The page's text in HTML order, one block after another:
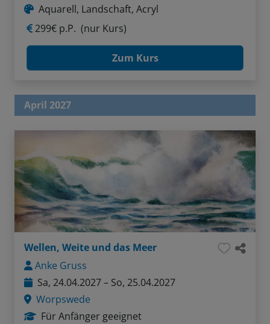
Aquarell, Landschaft, Acryl
299€ p.P. (nur Kurs)
Zum Kurs
April 2027
Wellen, Weite und das Meer
Anke Gruss
Sa, 24.04.2027 – So, 25.04.2027
Worpswede
Für Anfänger geeignet